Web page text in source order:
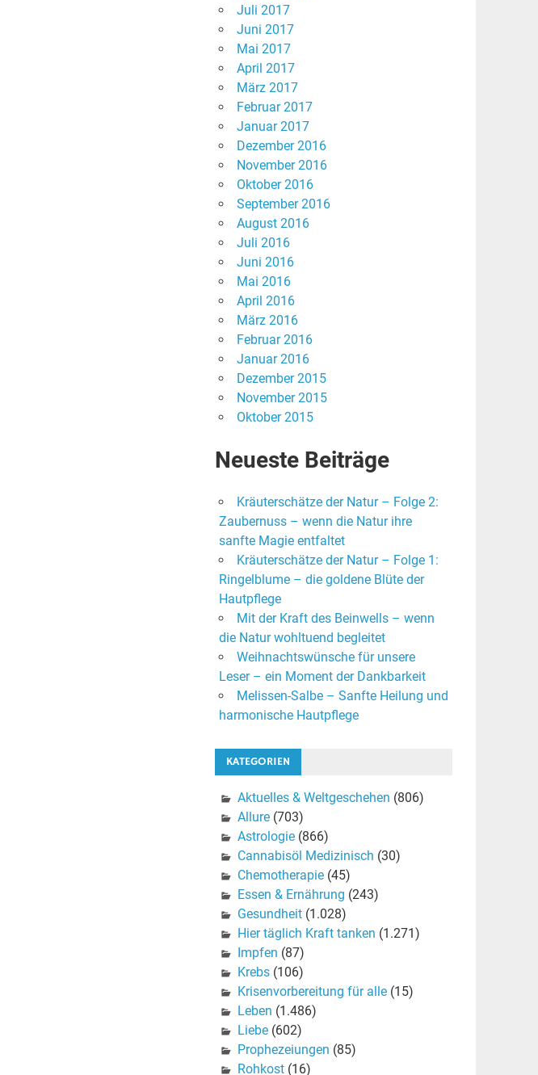
Juli 2017
Juni 2017
Mai 2017
April 2017
März 2017
Februar 2017
Januar 2017
Dezember 2016
November 2016
Oktober 2016
September 2016
August 2016
Juli 2016
Juni 2016
Mai 2016
April 2016
März 2016
Februar 2016
Januar 2016
Dezember 2015
November 2015
Oktober 2015
Neueste Beiträge
Kräuterschätze der Natur – Folge 2:
Zaubernuss – wenn die Natur ihre
sanfte Magie entfaltet
Kräuterschätze der Natur – Folge 1:
Ringelblume – die goldene Blüte der
Hautpflege
Mit der Kraft des Beinwells – wenn
die Natur wohltuend begleitet
Weihnachtswünsche für unsere
Leser – ein Moment der Dankbarkeit
Melissen-Salbe – Sanfte Heilung und
harmonische Hautpflege
KATEGORIEN
Aktuelles & Weltgeschehen (806)
Allure(703)
Astrologie(866)
Cannabisöl Medizinisch (30)
Chemotherapie(45)
Essen & Ernährung (243)
Gesundheit(1.028)
Hier täglich Kraft tanken (1.271)
Impfen (87)
Krebs(106)
Krisenvorbereitung für alle(15)
Leben (1.486)
Liebe(602)
Prophezeiungen (85)
Rohkost(16)